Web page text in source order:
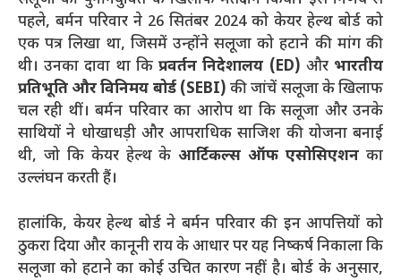
पहले, बर्मन परिवार ने 26 सितंबर 2024 को केयर हेल्थ बोर्ड को
एक पत्र लिखा था, जिसमें उन्होंने सलूजा को हटाने की मांग की
थी। उनका दावा था किप्रवर्तन निदेशालय (ED) और भारतीय
प्रतिभूति और विनिमय बोर्ड (SEBI) की जांचें सलूजा के खिलाफ
चल रही थीं। बर्मन परिवार का आरोप था कि सलूजा और उनके
साथियों ने धोखाधड़ी और आपराधिक साजिश की योजना बनाई
थी, जो कि केयर हेल्थ केआर्टिकल्स ऑफ एसोसिएशन का
उल्लंघन करती हैं।
हालांकि, केयर हेल्थ बोर्ड ने बर्मन परिवार की इन आपत्तियों को
ठुकरा दिया और कानूनी राय के आधार पर यह निष्कर्ष निकाला कि
सलूजा को हटाने का कोई उचित कारण नहीं है। बोर्ड के अनुसार,